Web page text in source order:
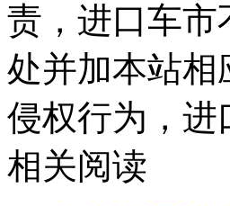
责，进口车市
处并加本站相
侵权行为，进
相关阅读